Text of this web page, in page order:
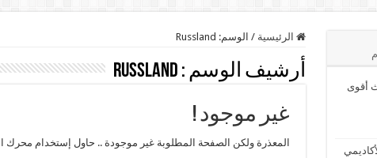
الرئيسية / الوسم: Russland
أرشيف الوسم : Russland
غير موجود !
المعذرة ولكن الصفحة المطلوبة غير موجودة .. حاول إستخدام محرك
أقوى